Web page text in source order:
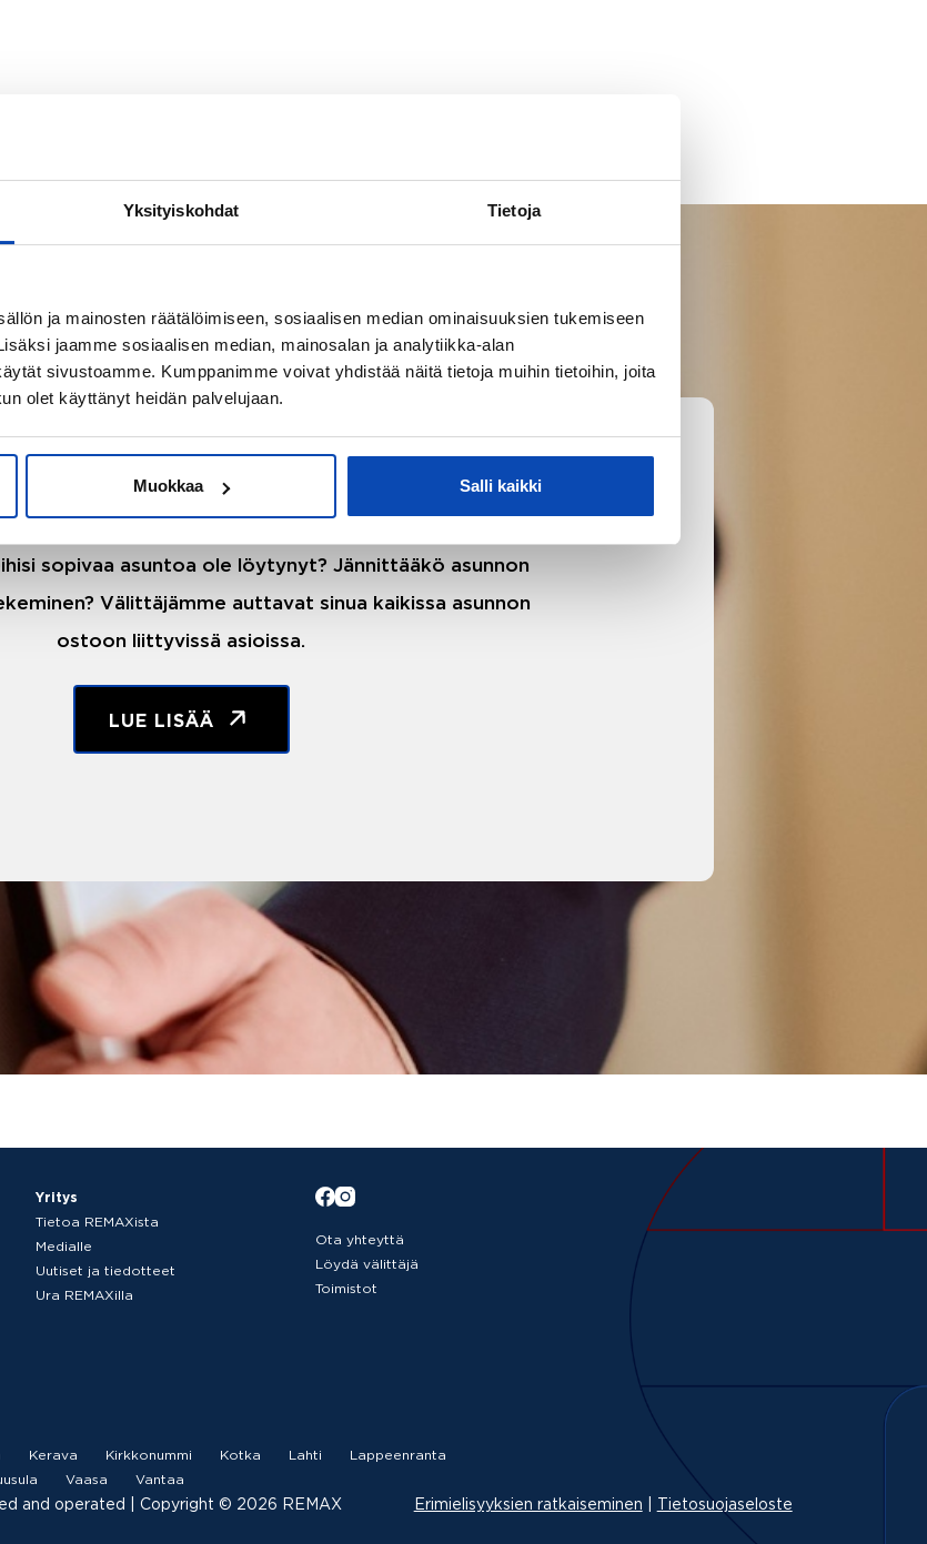
Yksityiskohdat Tietoja
ja mainosten räätälöimiseen, sosiaalisen median ominaisuuksien tukemiseen
jaamme sosiaalisen median, mainosalan ja analytiikka-alan
sivustoamme. Kumppanimme voivat yhdistää näitä tietoja muihin tietoihin, joita
olet käyttänyt heidän palvelujaan.
Muokkaa Salli kaikki
OSTOTOIMEKSIANTO
Apua asunnon ostoon
sopivaa asuntoa ole löytynyt? Jännittääkö asunnon
Välittäjämme auttavat sinua kaikissa asunnon
ostoon liittyvissä asioissa.
LUE LISÄÄ
Yritys
Tietoa REMAXista
Medialle
Uutiset ja tiedotteet
Ura REMAXilla
Ota yhteyttä
Löydä välittäjä
Toimistot
Kerava Kirkkonummi Kotka Lahti
Lappeenranta
Vaasa Vantaa
and operated |­ Copyright © 2026 REMAX
Erimielisyyksien ratkaiseminen Tietosuojaseloste